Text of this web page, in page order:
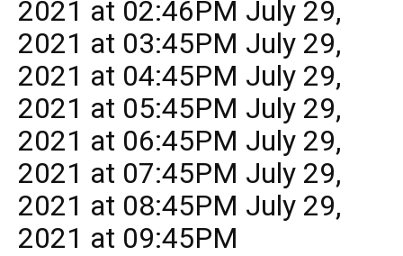
2021 at 02:46PM July 29,
2021 at 03:45PM July 29,
2021 at 04:45PM July 29,
2021 at 05:45PM July 29,
2021 at 06:45PM July 29,
2021 at 07:45PM July 29,
2021 at 08:45PM July 29,
2021 at 09:45PM